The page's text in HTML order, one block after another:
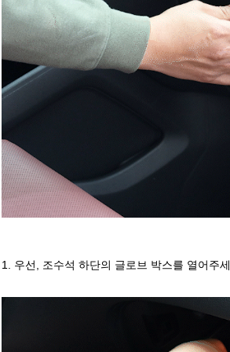
1. 우선 조수석 하단의 글로브 박스를 열어주